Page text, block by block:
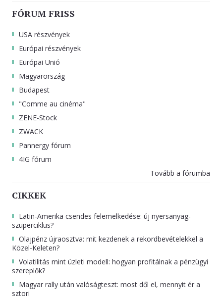
FÓRUM FRISS
USA részvények
Európai részvények
Európai Unió
Magyarország
Budapest
"Comme au cinéma"
ZENE-Stock
ZWACK
Pannergy fórum
4IG fórum
Tovább a fórumba
CIKKEK
Latin-Amerika csendes felemelkedése: új nyersanyag-
szuperciklus?
Olajpénz újraosztva: mit kezdenek a rekordbevételekkel a
Közel-Keleten?
Volatilitás mint üzleti modell: hogyan profitálnak a pénzügyi
szereplők?
Magyar rally után valóságteszt: most dől el, mennyit ér a
sztori